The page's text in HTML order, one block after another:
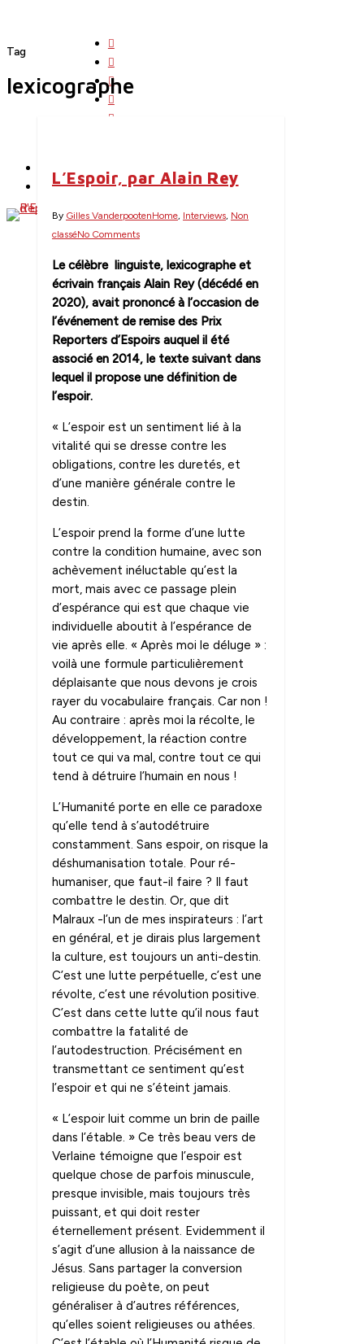
main
twitter
facebook
linkedin
youtube
instagram
Contact
Tag
lexicographe
L’Espoir, par Alain Rey
By Gilles VanderpootenHome, Interviews, Non
classéNo Comments
Le célèbre linguiste, lexicographe et
écrivain français Alain Rey (décédé en
2020), avait prononcé à l’occasion de
l’événement de remise des Prix
Reporters d’Espoirs auquel il été
associé en 2014, le texte suivant dans
lequel il propose une définition de
l’espoir.
« L’espoir est un sentiment lié à la
vitalité qui se dresse contre les
obligations, contre les duretés, et
d’une manière générale contre le
destin.
L’espoir prend la forme d’une lutte
contre la condition humaine, avec son
achèvement inéluctable qu’est la
mort, mais avec ce passage plein
d’espérance qui est que chaque vie
individuelle aboutit à l’espérance de
vie après elle. « Après moi le déluge » :
voilà une formule particulièrement
déplaisante que nous devons je crois
rayer du vocabulaire français. Car non !
Au contraire : après moi la récolte, le
développement, la réaction contre
tout ce qui va mal, contre tout ce qui
tend à détruire l’humain en nous !
L’Humanité porte en elle ce paradoxe
qu’elle tend à s’autodétruire
constamment. Sans espoir, on risque la
déshumanisation totale. Pour ré-
humaniser, que faut-il faire ? Il faut
combattre le destin. Or, que dit
Malraux -l’un de mes inspirateurs : l’art
en général, et je dirais plus largement
la culture, est toujours un anti-destin.
C’est une lutte perpétuelle, c’est une
révolte, c’est une révolution positive.
C’est dans cette lutte qu’il nous faut
combattre la fatalité de
l’autodestruction. Précisément en
transmettant ce sentiment qu’est
l’espoir et qui ne s’éteint jamais.
« L’espoir luit comme un brin de paille
dans l’étable. » Ce très beau vers de
Verlaine témoigne que l’espoir est
quelque chose de parfois minuscule,
presque invisible, mais toujours très
puissant, et qui doit rester
éternellement présent. Evidemment il
s’agit d’une allusion à la naissance de
Jésus. Sans partager la conversion
religieuse du poète, on peut
généraliser à d’autres références,
qu’elles soient religieuses ou athées.